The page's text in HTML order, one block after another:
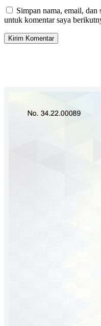
Simpan nama, email, dan
untuk komentar saya